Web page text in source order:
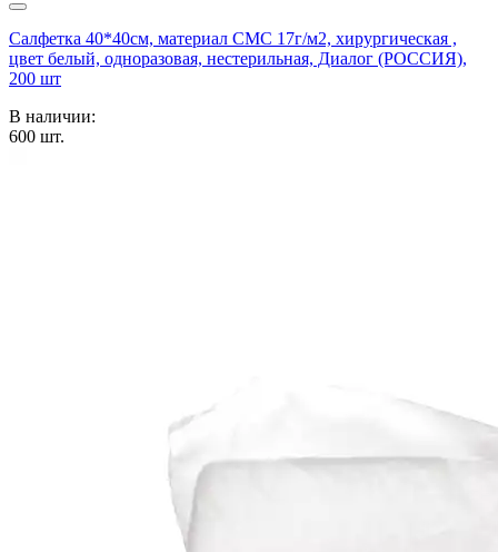
Салфетка 40*40см, материал СМС 17г/м2, хирургическая ,
цвет белый, одноразовая, нестерильная, Диалог (РОССИЯ),
200 шт
В наличии:
600 шт.